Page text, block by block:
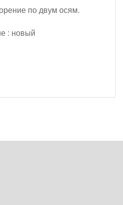
по двум осям.
: новый